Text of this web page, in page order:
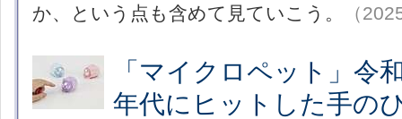
か、という点も含めて見ていこう。
（
「マイクロペット」
年代にヒットした手の